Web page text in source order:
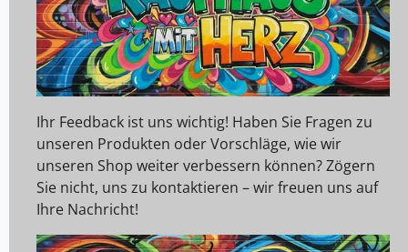
Ihr Feedback ist uns wichtig! Haben Sie Fragen zu
unseren Produkten oder Vorschläge, wie wir
unseren Shop weiter verbessern können? Zögern
Sie nicht, uns zu kontaktieren – wir freuen uns auf
Ihre Nachricht!